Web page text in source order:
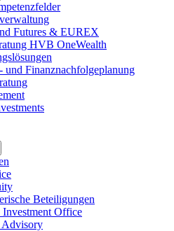
Futures & EUREX
HVB OneWealth
und Finanznachfolgeplanung
Beteiligungen
Investment Office
Advisory